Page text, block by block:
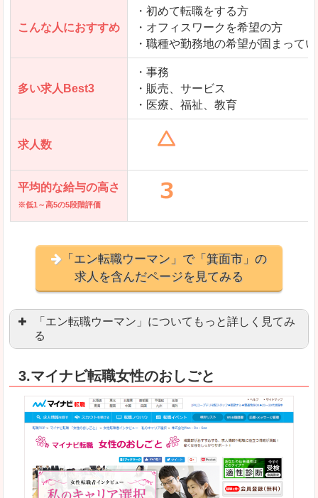
「とらばーゆ」で「箕面市」の
求人を含んだページを見てみる
こんな人におすすめ
・初めて転職をする方
・オフィスワークを希望の方
・職種や勤務地の希望が固まって
多い求人Best3
・事務
・販売、サービス
・医療、福祉、教育
求人数
平均的な給与の高さ
※低1～高5の5段階評価
「エン転職ウーマン」で「箕面市」の
求人を含んだページを見てみる
「エン転職ウーマン」についてもっと詳しく見てみ
る
良いところ
職種や勤務地など、すでに次のお仕事がイメージ
転職Q＆Aやノウハウが豊富なうえ、面接サポー
求人の掲載数が少ないです。
3.マイナビ転職女性のおしごと